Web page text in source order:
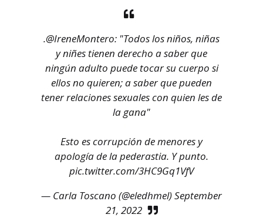
.@IreneMontero: "Todos los niños, niñas
y niñes tienen derecho a saber que
ningún adulto puede tocar su cuerpo si
ellos no quieren; a saber que pueden
tener relaciones sexuales con quien les de
la gana"
Esto es corrupción de menores y
apología de la pederastia. Y punto.
pic.twitter.com/3HC9Gq1VfV
— Carla Toscano (@eledhmel)September
21, 2022